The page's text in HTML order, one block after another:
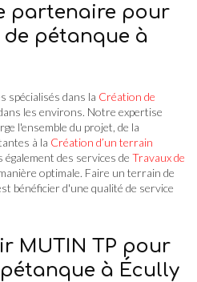
partenaire pour
pétanque à
spécialisés dans la Création de
les environs. Notre expertise
l'ensemble du projet, de la
à la Création d’un terrain
des services de Travaux de
optimale. Faire un terrain de
bénéficier d'une qualité de service
MUTIN TP pour
à Écully